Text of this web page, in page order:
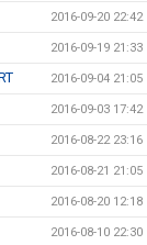
2016-09-20 22:42
2016-09-19 21:33
2016-09-04 21:05
2016-09-03 17:42
2016-08-22 23:16
2016-08-21 21:05
2016-08-20 12:18
2016-08-10 22:30